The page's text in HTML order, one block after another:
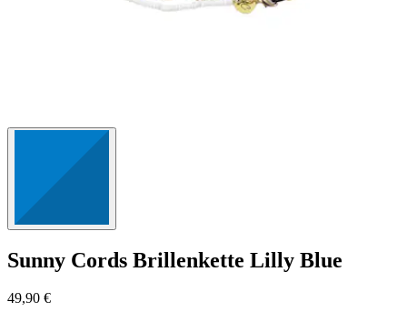
Sunny Cords Brillenkette Lilly Blue
49,90 €